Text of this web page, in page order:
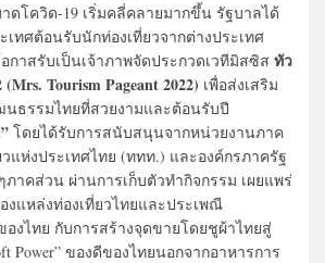
ดโควิด-19 เริ่มคลี่คลายมากขึ้น รัฐบาลได้
ทศต้อนรับนักท่องเที่ยวจากต่างประเทศ
กาสรับเป็นเจ้าภาพจัดประกวดเวทีมิสซิส ทัว
Tourism Pageant 2022) เพื่อส่งเสริม
นธรรมไทยที่สวยงามและต้อนรับปี
โดยได้รับการสนับสนุนจากหน่วยงานภาค
วแห่งประเทศไทย (ททท.) และองค์กรภาครัฐ
าคส่วน ผ่านการเก็บตัวทำกิจกรรม เผยแพร่
แหล่งท่องเที่ยวไทยและประเพณี
งไทย กับการสร้างจุดขายโดยชูผ้าไทยสู่
Power” ของดีของไทยนอกจากอาหารการ